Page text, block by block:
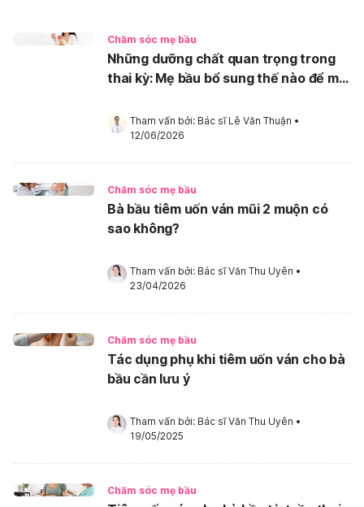
Chăm sóc mẹ bầu
Những dưỡng chất quan trọng trong
thai kỳ: Mẹ bầu bổ sung thế nào để mẹ
Tham vấn bởi: Bác sĩ Lê Văn Thuận •
12/06/2026
Chăm sóc mẹ bầu
Bà bầu tiêm uốn ván mũi 2 muộn có
sao không?
Tham vấn bởi: Bác sĩ Văn Thu Uyên •
23/04/2026
Chăm sóc mẹ bầu
Tác dụng phụ khi tiêm uốn ván cho bà
bầu cần lưu ý
Tham vấn bởi: Bác sĩ Văn Thu Uyên •
19/05/2025
Chăm sóc mẹ bầu